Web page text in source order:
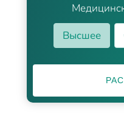
Высшее